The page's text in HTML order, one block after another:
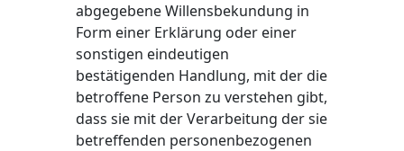
abgegebene Willensbekundung in
Form einer Erklärung oder einer
sonstigen eindeutigen
bestätigenden Handlung, mit der die
betroffene Person zu verstehen gibt,
dass sie mit der Verarbeitung der sie
betreffenden personenbezogenen